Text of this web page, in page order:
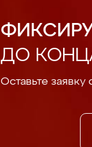
ДО
Оставьте заявку